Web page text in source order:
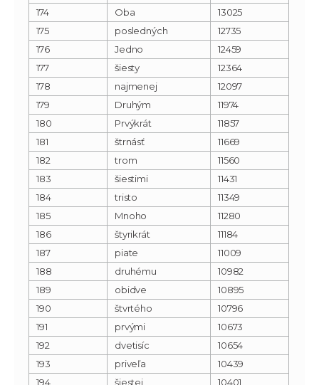
174
Oba
13025
175
posledných
12735
176
Jedno
12459
177
šiesty
12364
178
najmenej
12097
179
Druhým
11974
180
Prvýkrát
11857
181
štrnásť
11669
182
trom
11560
183
šiestimi
11431
184
tristo
11349
185
Mnoho
11280
186
štyrikrát
11184
187
piate
11009
188
druhému
10982
189
obidve
10895
190
štvrtého
10796
191
prvými
10673
192
dvetisíc
10654
193
priveľa
10439
194
šiestej 10401